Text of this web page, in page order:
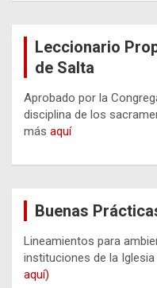
Leccionario
de Salta
Aprobado por la
disciplina de los
más aquí
Buenas
Lineamientos para
instituciones de la
aquí)